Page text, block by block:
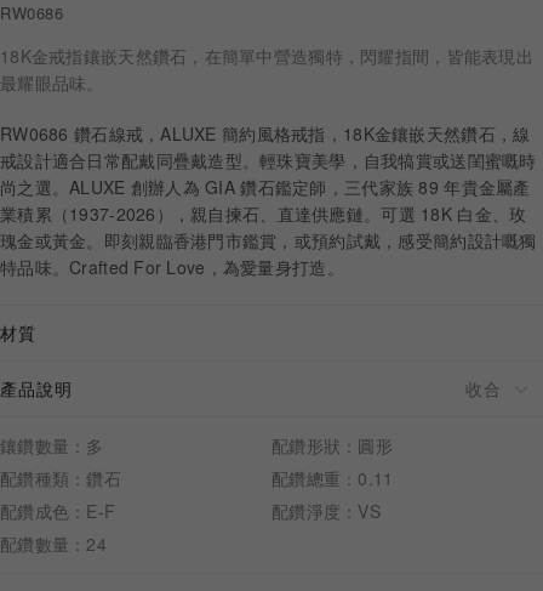
關於ALUXE
嚴選鑽石
最新消息
婚禮護照
線上購物
LANGUAGE
預約來店
RW0686
18K金戒指鑲嵌天然鑽石，在簡單中營造獨特，閃耀指間，皆能表現出
最耀眼品味。
RW0686 鑽石線戒，ALUXE 簡約風格戒指，18K金鑲嵌天然鑽石，線
戒設計適合日常配戴同疊戴造型。輕珠寶美學，自我犒賞或送閨蜜嘅時
尚之選。ALUXE 創辦人為 GIA 鑽石鑑定師，三代家族 89 年貴金屬產
業積累（1937-2026），親自揀石、直達供應鏈。可選 18K 白金、玫
瑰金或黃金。即刻親臨香港門市鑑賞，或預約試戴，感受簡約設計嘅獨
特品味。Crafted For Love，為愛量身打造。
材質
產品說明
鑲鑽數量：多
配鑽形狀：圓形
配鑽種類：鑽石
配鑽總重：0.11
配鑽成色：E-F
配鑽淨度：VS
配鑽數量：24